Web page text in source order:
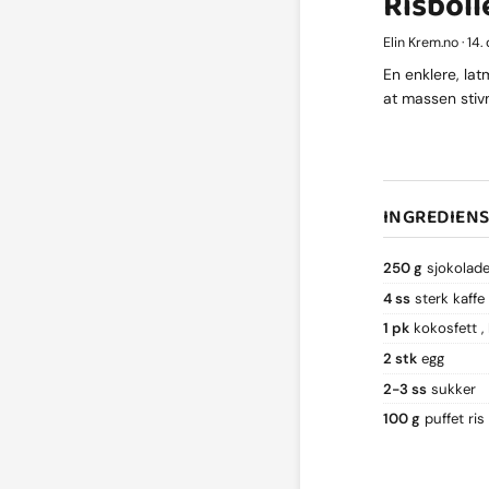
Elin Krem.no ·
En enklere,
at massen
250 g sjokolade
4 ss sterk kaffe
1 pk kokosfett
2 stk egg
2-3 ss sukker
100 g puffet ris